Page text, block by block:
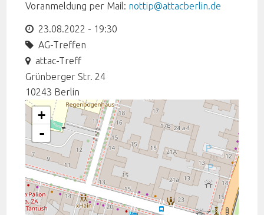
Voranmeldung per Mail: nottip@attacberlin.de
23.08.2022 - 19:30
AG-Treffen
attac-Treff
Grünberger Str. 24
10243 Berlin
+
-